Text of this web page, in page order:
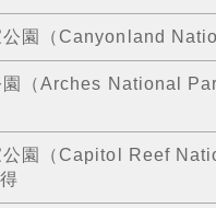
公園（Canyonland
（Arches National
公園（Capitol Reef